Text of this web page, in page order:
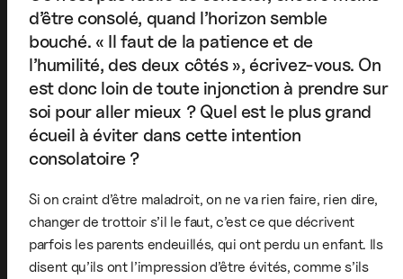
d’être consolé, quand l’horizon semble
bouché. « Il faut de la patience et de
l’humilité, des deux côtés », écrivez-vous. On
est donc loin de toute injonction à prendre sur
soi pour aller mieux ? Quel est le plus grand
écueil à éviter dans cette intention
consolatoire ?
Si on craint d’être maladroit, on ne va rien faire, rien dire,
changer de trottoir s’il le faut, c’est ce que décrivent
parfois les parents endeuillés, qui ont perdu un enfant. Ils
disent qu’ils ont l’impression d’être évités, comme s’ils